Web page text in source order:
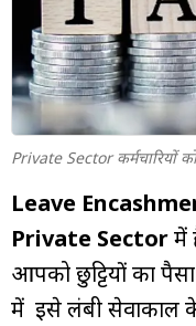
Private Sector कर्मचारियों
Leave
Private Sectorमें
आपको छुट्टियों का पैसा
में इसे लंबी सेवाकाल के